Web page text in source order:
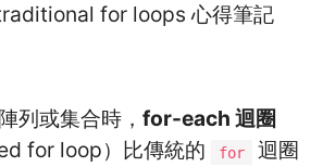
for loops 心得筆記
列或集合時， for-each 迴圈
for loop）比傳統的
for
迴圈